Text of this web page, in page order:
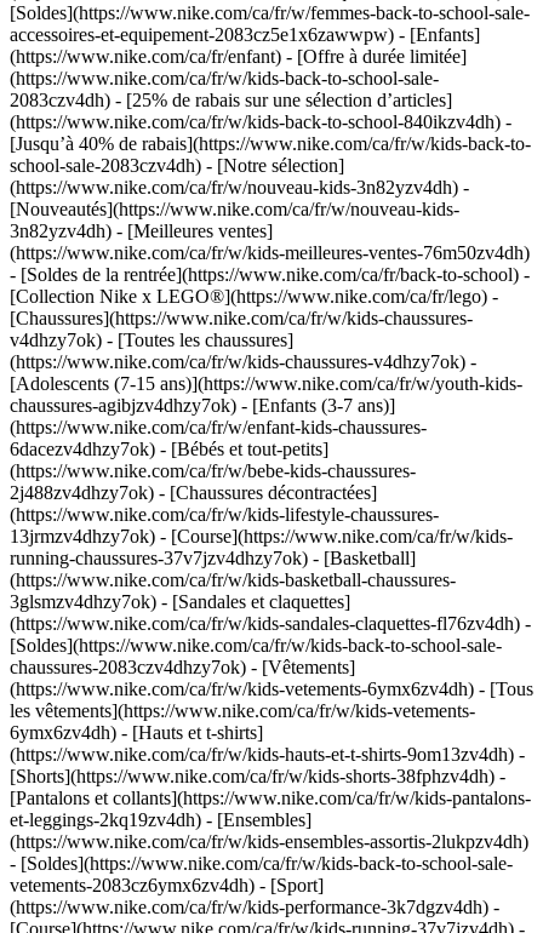
[Soldes](https://www.nike.com/ca/fr/w/femmes-back-to-school-sale-
accessoires-et-equipement-2083cz5e1x6zawwpw) - [Enfants]
(https://www.nike.com/ca/fr/enfant) - [Offre à durée limitée]
(https://www.nike.com/ca/fr/w/kids-back-to-school-sale-
2083czv4dh) - [25% de rabais sur une sélection d’articles]
(https://www.nike.com/ca/fr/w/kids-back-to-school-840ikzv4dh) -
[Jusqu’à 40% de rabais](https://www.nike.com/ca/fr/w/kids-back-to-
school-sale-2083czv4dh) - [Notre sélection]
(https://www.nike.com/ca/fr/w/nouveau-kids-3n82yzv4dh) -
[Nouveautés](https://www.nike.com/ca/fr/w/nouveau-kids-
3n82yzv4dh) - [Meilleures ventes]
(https://www.nike.com/ca/fr/w/kids-meilleures-ventes-76m50zv4dh)
- [Soldes de la rentrée](https://www.nike.com/ca/fr/back-to-school) -
[Collection Nike x LEGO®](https://www.nike.com/ca/fr/lego) -
[Chaussures](https://www.nike.com/ca/fr/w/kids-chaussures-
v4dhzy7ok) - [Toutes les chaussures]
(https://www.nike.com/ca/fr/w/kids-chaussures-v4dhzy7ok) -
[Adolescents (7-15 ans)](https://www.nike.com/ca/fr/w/youth-kids-
chaussures-agibjzv4dhzy7ok) - [Enfants (3-7 ans)]
(https://www.nike.com/ca/fr/w/enfant-kids-chaussures-
6dacezv4dhzy7ok) - [Bébés et tout-petits]
(https://www.nike.com/ca/fr/w/bebe-kids-chaussures-
2j488zv4dhzy7ok) - [Chaussures décontractées]
(https://www.nike.com/ca/fr/w/kids-lifestyle-chaussures-
13jrmzv4dhzy7ok) - [Course](https://www.nike.com/ca/fr/w/kids-
running-chaussures-37v7jzv4dhzy7ok) - [Basketball]
(https://www.nike.com/ca/fr/w/kids-basketball-chaussures-
3glsmzv4dhzy7ok) - [Sandales et claquettes]
(https://www.nike.com/ca/fr/w/kids-sandales-claquettes-fl76zv4dh) -
[Soldes](https://www.nike.com/ca/fr/w/kids-back-to-school-sale-
chaussures-2083czv4dhzy7ok) - [Vêtements]
(https://www.nike.com/ca/fr/w/kids-vetements-6ymx6zv4dh) - [Tous
les vêtements](https://www.nike.com/ca/fr/w/kids-vetements-
6ymx6zv4dh) - [Hauts et t-shirts]
(https://www.nike.com/ca/fr/w/kids-hauts-et-t-shirts-9om13zv4dh) -
[Shorts](https://www.nike.com/ca/fr/w/kids-shorts-38fphzv4dh) -
[Pantalons et collants](https://www.nike.com/ca/fr/w/kids-pantalons-
et-leggings-2kq19zv4dh) - [Ensembles]
(https://www.nike.com/ca/fr/w/kids-ensembles-assortis-2lukpzv4dh)
- [Soldes](https://www.nike.com/ca/fr/w/kids-back-to-school-sale-
vetements-2083cz6ymx6zv4dh) - [Sport]
(https://www.nike.com/ca/fr/w/kids-performance-3k7dgzv4dh) -
[Course](https://www.nike.com/ca/fr/w/kids-running-37v7jzv4dh) -